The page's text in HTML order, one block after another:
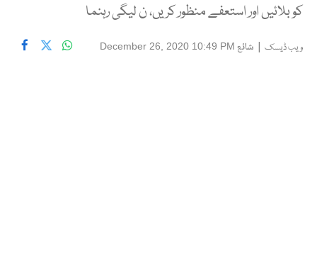
کو بلائیں اور استعفے منظور کریں، ن لیگی رہنما
ویب ڈیسک | شائع December 26, 2020 10:49 PM